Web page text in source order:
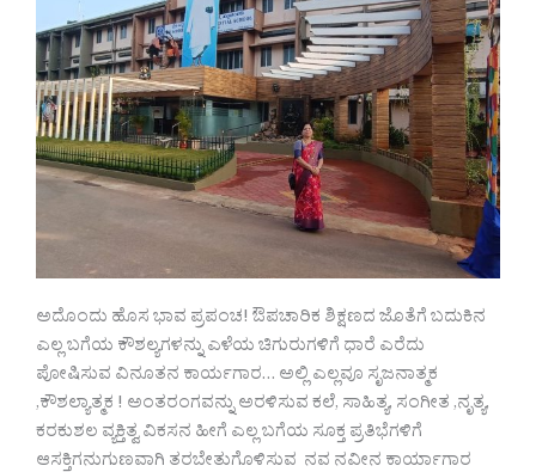
ಅದೊಂದು ಹೊಸ ಭಾವ ಪ್ರಪಂಚ! ಔಪಚಾರಿಕ ಶಿಕ್ಷಣದ ಜೊತೆಗೆ ಬದುಕಿನ
ಎಲ್ಲ ಬಗೆಯ ಕೌಶಲ್ಯಗಳನ್ನು ಎಳೆಯ ಚಿಗುರುಗಳಿಗೆ ಧಾರೆ ಎರೆದು
ಪೋಷಿಸುವ ವಿನೂತನ ಕಾರ್ಯಗಾರ… ಅಲ್ಲಿ ಎಲ್ಲವೂ ಸೃಜನಾತ್ಮಕ
,ಕೌಶಲ್ಯಾತ್ಮಕ ! ಅಂತರಂಗವನ್ನು ಅರಳಿಸುವ ಕಲೆ, ಸಾಹಿತ್ಯ, ಸಂಗೀತ ,ನೃತ್ಯ,
ಕರಕುಶಲ ವ್ಯಕ್ತಿತ್ವ ವಿಕಸನ ಹೀಗೆ ಎಲ್ಲ ಬಗೆಯ ಸೂಕ್ತ ಪ್ರತಿಭೆಗಳಿಗೆ
ಆಸಕ್ತಿಗನುಗುಣವಾಗಿ ತರಬೇತುಗೊಳಿ‌ಸುವ ನವ ನವೀನ ಕಾರ್ಯಾಗಾರ